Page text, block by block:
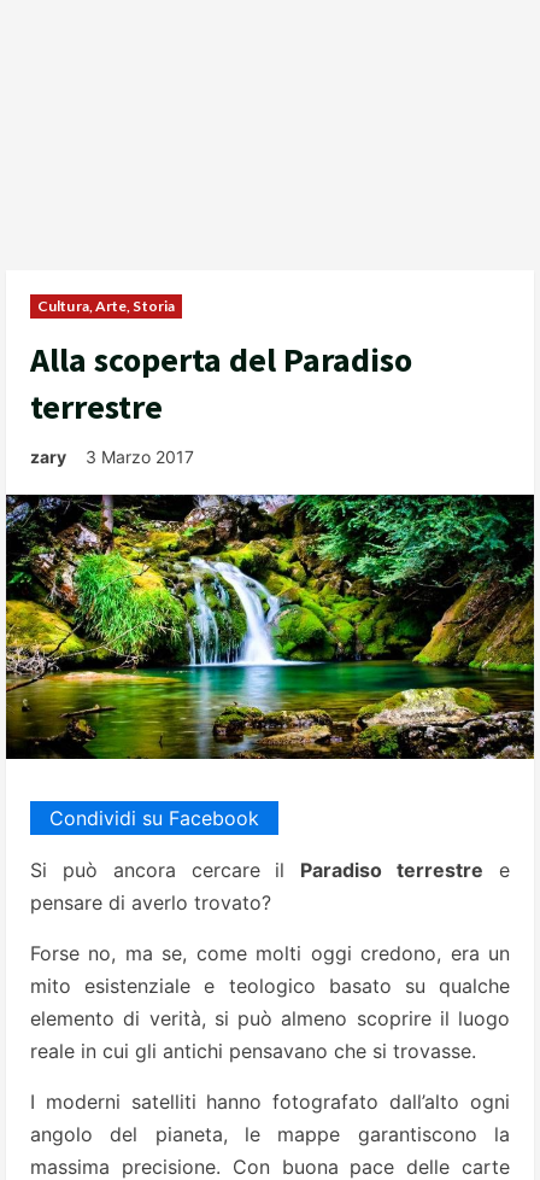
Cultura, Arte, Storia
Alla scoperta del Paradiso
terrestre
zary 3 Marzo 2017
Condividi su Facebook
Si può ancora cercare il Paradiso terrestre e
pensare di averlo trovato?
Forse no, ma se, come molti oggi credono, era un
mito esistenziale e teologico basato su qualche
elemento di verità, si può almeno scoprire il luogo
reale in cui gli antichi pensavano che si trovasse.
I moderni satelliti hanno fotografato dall’alto ogni
angolo del pianeta, le mappe garantiscono la
massima precisione. Con buona pace delle carte